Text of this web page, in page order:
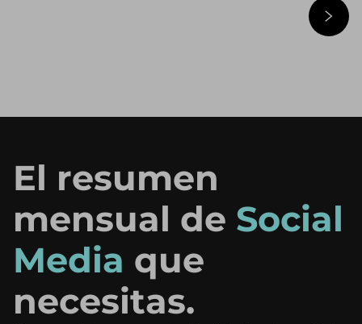
El resumen
mensual de Social
Media que
necesitas.